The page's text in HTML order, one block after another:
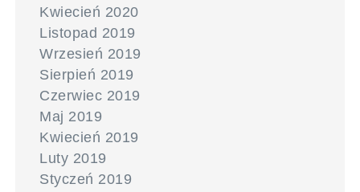
Kwiecień 2020
Listopad 2019
Wrzesień 2019
Sierpień 2019
Czerwiec 2019
Maj 2019
Kwiecień 2019
Luty 2019
Styczeń 2019